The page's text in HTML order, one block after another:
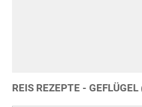
REIS REZEPTE - GEFLÜGEL